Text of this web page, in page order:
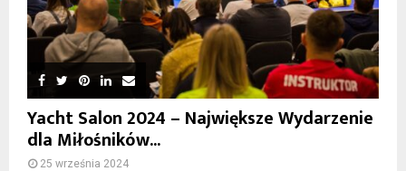
Yacht Salon 2024 – Największe Wydarzenie
dla Miłośników...
25 września 2024